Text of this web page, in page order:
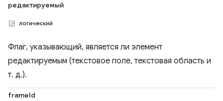
редактируемый
логический
Флаг, указывающий, является ли элемент
редактируемым (текстовое поле, текстовая область и
т. д.).
frameId